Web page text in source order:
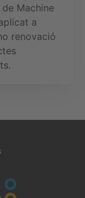
Machine
a
renovació